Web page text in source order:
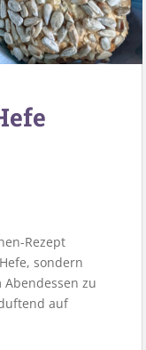
Rezept
sondern
zu
auf